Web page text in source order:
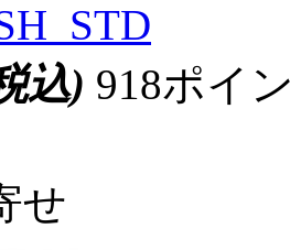
込) 918ポイ
せ